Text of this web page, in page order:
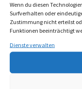
Wenn du diesen
Surfverhalten oder
Zustimmung nicht erteilst
Funktionen beeinträchtigt
Dienste verwalten
Meldungen
Aktuell(20)